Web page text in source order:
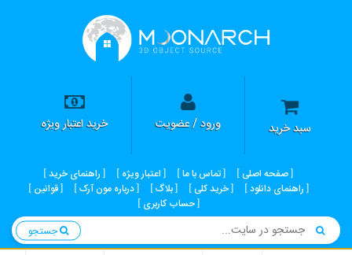
سبد خرید ورود / عضویت خرید اعتبار ویژه
صفحه اصلی تماس با ما اعتبار ویژه
راهنمای خرید
راهنمای دانلود
خرید کلی بلاگ درباره مون آرک
قوانین
حساب کاربری